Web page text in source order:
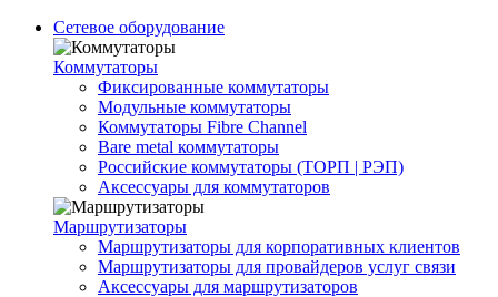
Сетевое оборудование
Коммутаторы
Фиксированные коммутаторы
Модульные коммутаторы
Коммутаторы Fibre Channel
Bare metal коммутаторы
Российские коммутаторы (ТОРП | РЭП)
Аксессуары для коммутаторов
Маршрутизаторы
Маршрутизаторы для корпоративных клиентов
Маршрутизаторы для провайдеров услуг связи
Аксессуары для маршрутизаторов